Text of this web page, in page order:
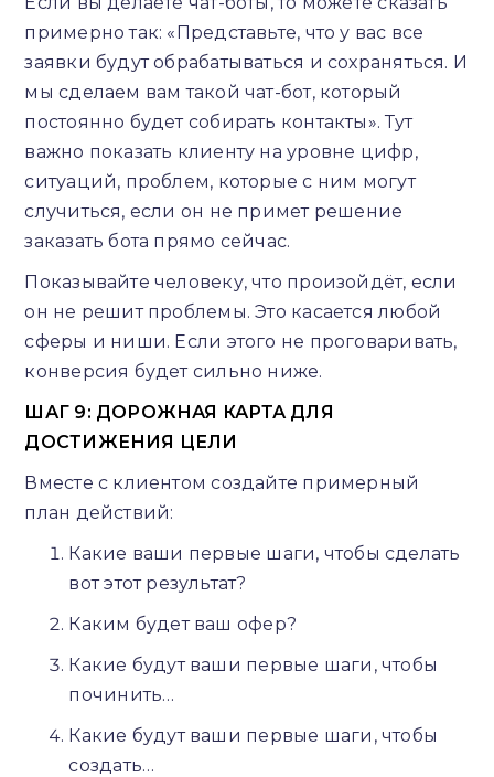
примерно так: «Представьте, что у вас все
заявки будут обрабатываться и сохраняться. И
мы сделаем вам такой чат-бот, который
постоянно будет собирать контакты». Тут
важно показать клиенту на уровне цифр,
ситуаций, проблем, которые с ним могут
случиться, если он не примет решение
заказать бота прямо сейчас.
Показывайте человеку, что произойдёт, если
он не решит проблемы. Это касается любой
сферы и ниши. Если этого не проговаривать,
конверсия будет сильно ниже.
ШАГ 9: ДОРОЖНАЯ КАРТА ДЛЯ
ДОСТИЖЕНИЯ ЦЕЛИ
Вместе с клиентом создайте примерный
план действий:
Какие ваши первые шаги, чтобы сделать
вот этот результат?
Каким будет ваш офер?
Какие будут ваши первые шаги, чтобы
починить…
Какие будут ваши первые шаги, чтобы
создать…